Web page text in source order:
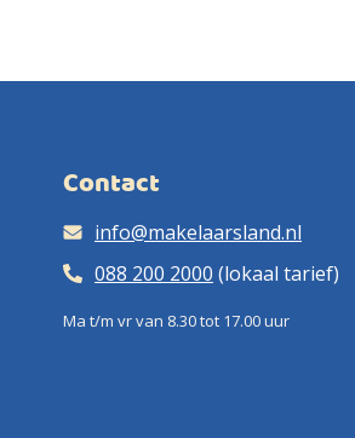
Contact
info@makelaarsland.nl
088 200 2000 (lokaal tarief)
Ma t/m vr van 8.30 tot 17.00 uur